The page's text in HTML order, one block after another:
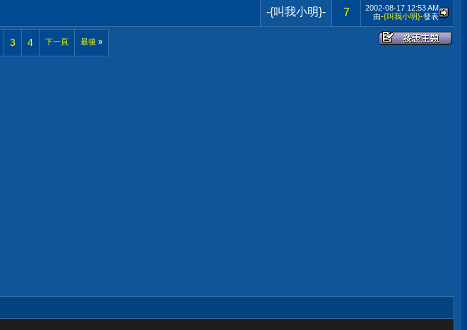
-{叫我小明}- 7 2002-08-17 12:53 AM
由-{叫我小明}-發表
3 4 下一頁 最後 »